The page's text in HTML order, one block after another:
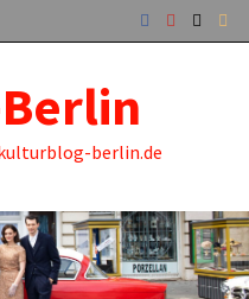
berlin.de